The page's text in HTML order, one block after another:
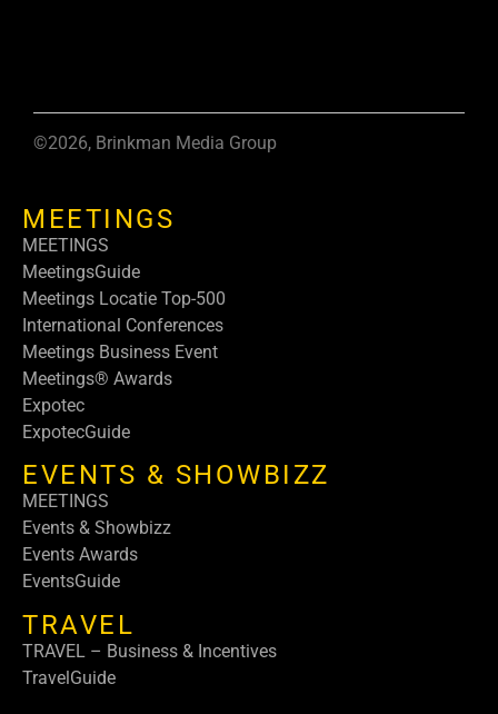
©2026, Brinkman Media Group
MEETINGS
MEETINGS
MeetingsGuide
Meetings Locatie Top-500
International Conferences
Meetings Business Event
Meetings® Awards
Expotec
ExpotecGuide
EVENTS & SHOWBIZZ
MEETINGS
Events & Showbizz
Events Awards
EventsGuide
TRAVEL
TRAVEL – Business & Incentives
TravelGuide